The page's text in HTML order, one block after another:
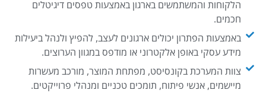
הלקוחות והמשתמשים בארגון באמצעות טפסים דיגיטלים
חכמים.
באמצעות הפתרון יכולים ארגונים לעצב, להפיץ ולנהל ביעילות
מידע עסקי באופן אלקטרוני או מודפס במגוון הערוצים.
צוות המערכת בקונסיסט, מפתחת המוצר, מורכב מעשרות
מיישמים, אנשי פיתוח, תומכים טכניים ומנהלי פרוייקטים.